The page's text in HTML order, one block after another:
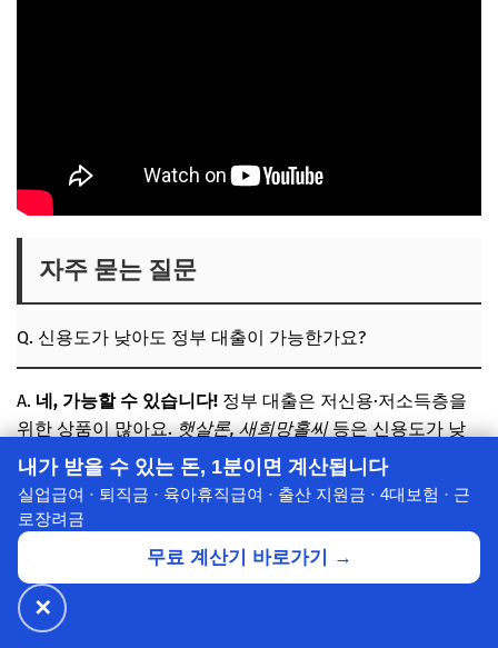
자주 묻는 질문
Q. 신용도가 낮아도 정부 대출이 가능한가요?
A. 네, 가능할 수 있습니다! 정부 대출은 저신용·저소득층을
위한 상품이 많아요.햇살론, 새희망홀씨등은 신용도가 낮
아 일반 은행 대출이 어려운 분들을 위해 특별히 마련되었으
니, 꼭 알아보세요.
Q. 여러 정부 대출을 동시에 받을 수 있나요?
A. 일반적으로
내가 받을 수 있는 돈, 1분이면 계산됩니다
실업급여 · 퇴직금 · 육아휴직급여 · 출산 지원금 · 4대보험 · 근
로장려금
무료 계산기 바로가기 →
✕
🔥 넷플릭스·디즈니+
⭐ 7년의 신뢰